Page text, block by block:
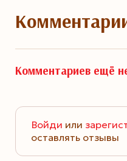
Комментариев ещё
Войди или
оставлять отзывы